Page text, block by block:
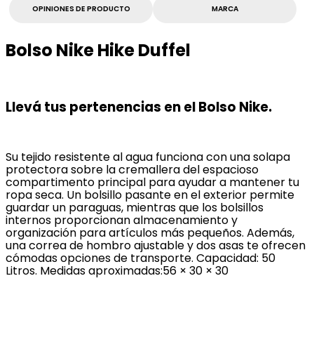
OPINIONES DE PRODUCTO MARCA
Bolso Nike Hike Duffel
Llevá tus pertenencias en el Bolso Nike.
Su tejido resistente al agua funciona con una solapa
protectora sobre la cremallera del espacioso
compartimento principal para ayudar a mantener tu
ropa seca. Un bolsillo pasante en el exterior permite
guardar un paraguas, mientras que los bolsillos
internos proporcionan almacenamiento y
organización para artículos más pequeños. Además,
una correa de hombro ajustable y dos asas te ofrecen
cómodas opciones de transporte. Capacidad: 50
Litros. Medidas aproximadas:56 × 30 × 30